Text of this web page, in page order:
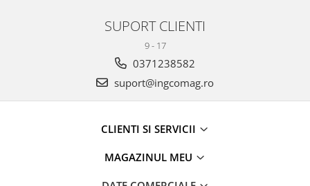
SUPORT CLIENTI
9 - 17
0371238582
suport@ingcomag.ro
CLIENTI SI SERVICII
MAGAZINUL MEU